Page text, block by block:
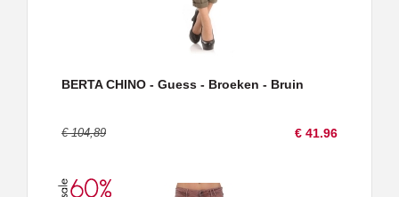
BERTA CHINO - Guess - Broeken - Bruin
€ 104,89 € 41.96